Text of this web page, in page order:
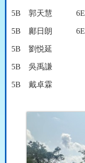
5B 郭天慧 6E
5B 鄺日朗 6E
5B 劉悦延
5B 吳禹謙
5B 戴卓霖